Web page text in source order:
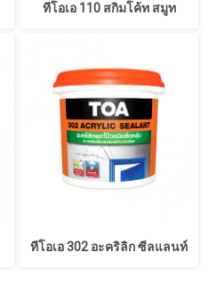
ทีโอเอ 110 สกิมโค้ท สมูท
ทีโอเอ 302 อะคริลิก ซีลแลนท์